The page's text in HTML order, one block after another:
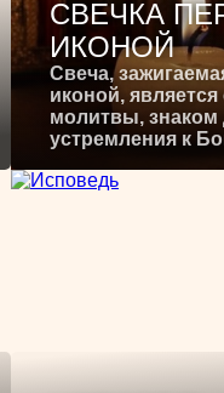
СВЕЧКА
ИКОНОЙ
Свеча,
иконой,
молитвы, знаком
устремления к